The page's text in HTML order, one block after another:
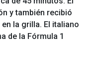
y también recibió
la grilla. El italiano
de la Fórmula 1